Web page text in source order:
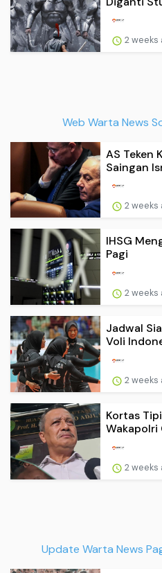
2 weeks
Web Warta News
AS Teken
Saingan
2 weeks
IHSG
Pagi
2 weeks
Jadwal
Voli
2 weeks
Kortas
Wakapolri
2 weeks
Update Warta News